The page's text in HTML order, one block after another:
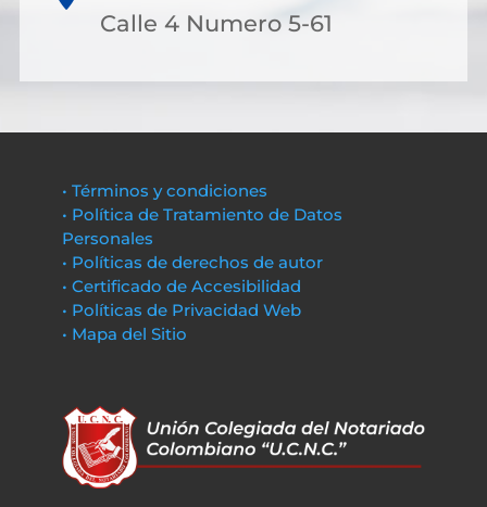
Calle 4 Numero 5-61
• Términos y condiciones
• Política de Tratamiento de Datos
Personales
• Políticas de derechos de autor
• Certificado de Accesibilidad
• Políticas de Privacidad Web
• Mapa del Sitio